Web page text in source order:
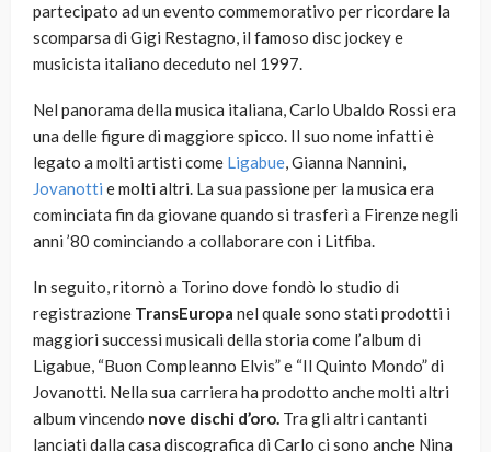
partecipato ad un evento commemorativo per ricordare la
scomparsa di Gigi Restagno, il famoso disc jockey e
musicista italiano deceduto nel 1997.
Nel panorama della musica italiana, Carlo Ubaldo Rossi era
una delle figure di maggiore spicco. Il suo nome infatti è
legato a molti artisti come Ligabue, Gianna Nannini,
Jovanotti e molti altri. La sua passione per la musica era
cominciata fin da giovane quando si trasferì a Firenze negli
anni ’80 cominciando a collaborare con i Litfiba.
In seguito, ritornò a Torino dove fondò lo studio di
registrazione TransEuropa nel quale sono stati prodotti i
maggiori successi musicali della storia come l’album di
Ligabue, “Buon Compleanno Elvis” e “Il Quinto Mondo” di
Jovanotti. Nella sua carriera ha prodotto anche molti altri
album vincendo nove dischi d’oro. Tra gli altri cantanti
lanciati dalla casa discografica di Carlo ci sono anche Nina